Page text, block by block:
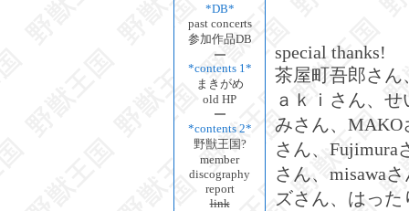
special thanks!
茶屋町吾郎さん
ａｋｉさん、
みさん、MAKO
さん、Fujimura
さん、misawa
ズさん、はっ
*DB*
past concerts
参加作品DB
*contents 1*
まきがめ
old HP
*contents 2*
野獣王国?
member
discography
report
link